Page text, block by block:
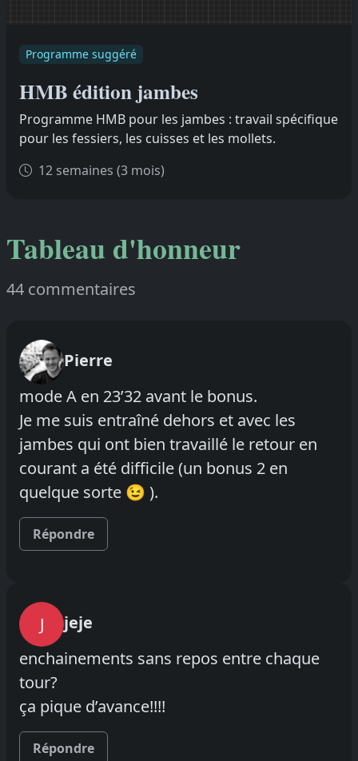
Programme suggéré
HMB édition jambes
Programme HMB pour les jambes : travail spécifique
pour les fessiers, les cuisses et les mollets.
12 semaines (3 mois)
Tableau d'honneur
44 commentaires
Pierre
mode A en 23’32 avant le bonus.
Je me suis entraîné dehors et avec les
jambes qui ont bien travaillé le retour en
courant a été difficile (un bonus 2 en
quelque sorte 😉 ).
Répondre
J
jeje
enchainements sans repos entre chaque
tour?
ça pique d’avance!!!!
Répondre